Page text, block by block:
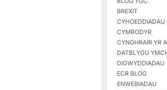
BREXIT
CYHOEDDIADAU
CYMRODYR
CYNGHRAIR YR
DATBLYGU
DIGWYDDIADAU
ECR BLOG
ENWEBIADAU